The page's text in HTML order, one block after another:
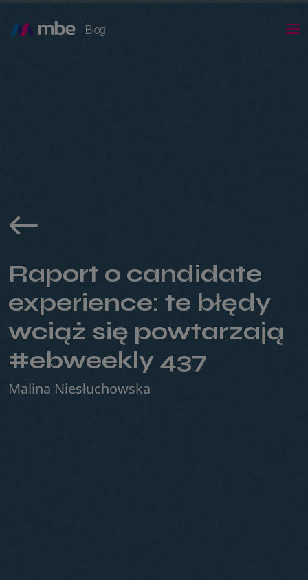
Blog
Raport o candidate
experience: te błędy
wciąż się powtarzają
#ebweekly 437
Malina Niesłuchowska